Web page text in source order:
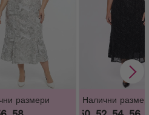
размери Налични